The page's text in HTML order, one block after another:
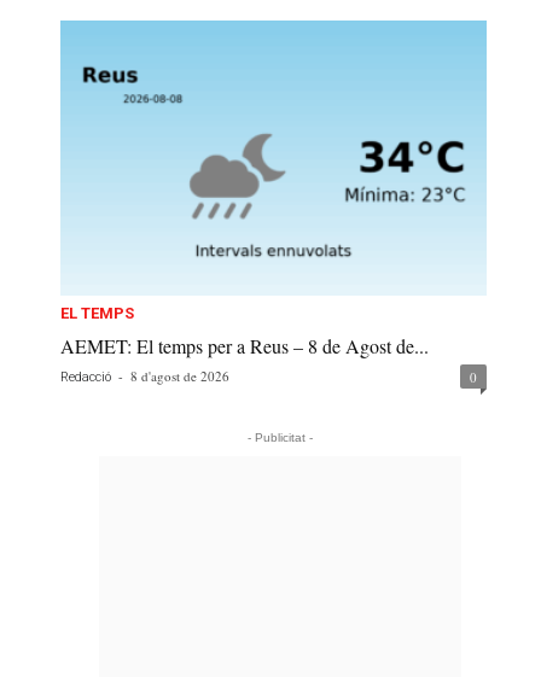
EL TEMPS
AEMET: El temps per a Reus – 8 de Agost de...
Redacció - 8 d'agost de 2026 0
- Publicitat -